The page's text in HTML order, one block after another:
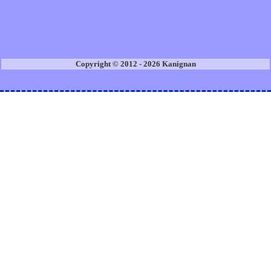
Copyright © 2012 - 2026 Kanignan